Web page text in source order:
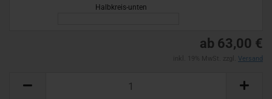
Halbkreis-unten
ab 63,00 €
Versand